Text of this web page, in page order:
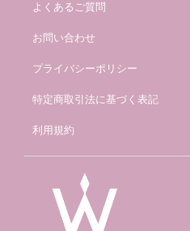
よくあるご質問
お問い合わせ
プライバシーポリシー
特定商取引法に基づく表記
利用規約